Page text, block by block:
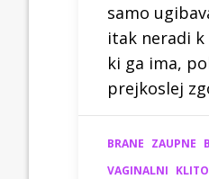
samo
itak neradi
ki ga ima,
prejkoslej
BRANE ZAUPNE
VAGINALNI